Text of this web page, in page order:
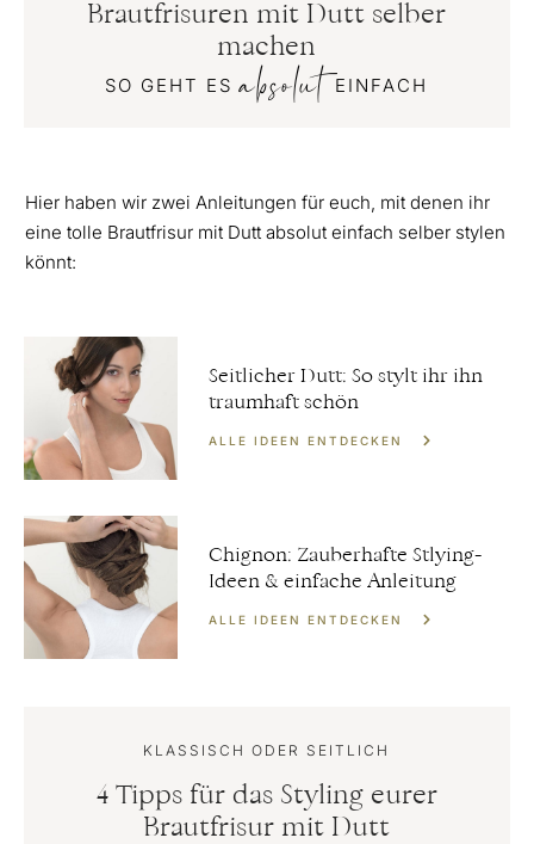
Brautfrisuren mit Dutt selber
machen
SO GEHT ESabsolut EINFACH
Hier haben wir zwei Anleitungen für euch, mit denen ihr
eine tolle Brautfrisur mit Dutt absolut einfach selber stylen
könnt:
Seitlicher Dutt: So stylt ihr ihn
traumhaft schön
ALLE IDEEN ENTDECKEN
Chignon: Zauberhafte Stlying-
Ideen & einfache Anleitung
ALLE IDEEN ENTDECKEN
KLASSISCH ODER SEITLICH
4 Tipps für das Styling eurer
Brautfrisur mit Dutt